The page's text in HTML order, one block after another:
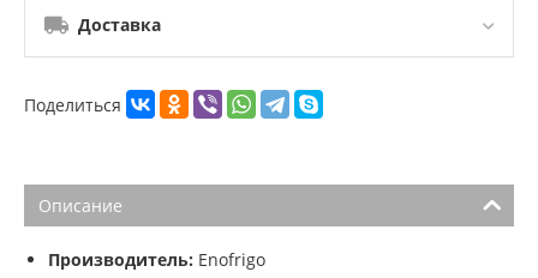
Доставка
Поделиться
Описание
Производитель: Enofrigo